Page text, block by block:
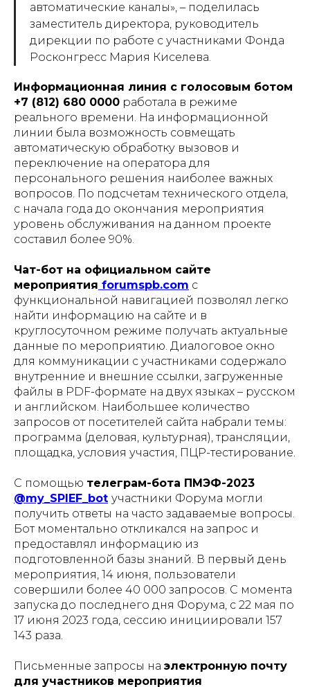
автоматические каналы», – поделилась
заместитель директора, руководитель
дирекции по работе с участниками Фонда
Росконгресс Мария Киселева.
Информационная линия с голосовым ботом
+7 (812) 680 0000 работала в режиме
реального времени. На информационной
линии была возможность совмещать
автоматическую обработку вызовов и
переключение на оператора для
персонального решения наиболее важных
вопросов. По подсчетам технического отдела,
с начала года до окончания мероприятия
уровень обслуживания на данном проекте
составил более 90%.
Чат-бот на официальном сайте
мероприятия forumspb.com с
функциональной навигацией позволял легко
найти информацию на сайте и в
круглосуточном режиме получать актуальные
данные по мероприятию. Диалоговое окно
для коммуникации с участниками содержало
внутренние и внешние ссылки, загруженные
файлы в PDF-формате на двух языках – русском
и английском. Наибольшее количество
запросов от посетителей сайта набрали темы:
программа (деловая, культурная), трансляции,
площадка, условия участия, ПЦР-тестирование.
С помощью телеграм-бота ПМЭФ-2023
@my_SPIEF_bot участники Форума могли
получить ответы на часто задаваемые вопросы.
Бот моментально откликался на запрос и
предоставлял информацию из
подготовленной базы знаний. В первый день
мероприятия, 14 июня, пользователи
совершили более 40 000 запросов. С момента
запуска до последнего дня Форума, с 22 мая по
17 июня 2023 года, сессию инициировали 157
143 раза.
Письменные запросы на электронную почту
для участников мероприятия